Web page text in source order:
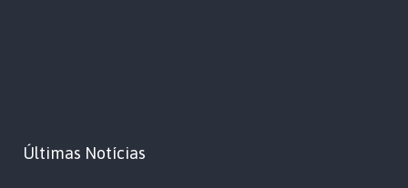
Últimas Notícias